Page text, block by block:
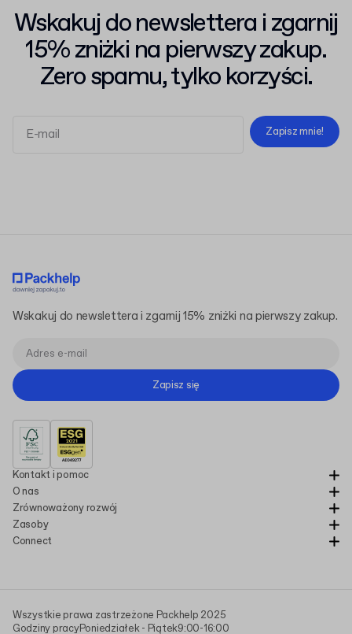
Wskakuj do newslettera i zgarnij
15% zniżki na pierwszy zakup.
Zero spamu, tylko korzyści.
Zapisz mnie!
Kontakt i pomoc
O nas
Zrównoważony rozwój
Zasoby
Connect
Wskakuj do newslettera i zgarnij 15% zniżki na pierwszy zakup.
Zapisz się
Wszystkie prawa zastrzeżone Packhelp 2025
Godziny pracyPoniedziałek - Piątek9:00-16:00